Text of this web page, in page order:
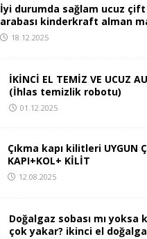
İyi durumda sağlam ucuz
arabası kinderkraft alman
18.12.2025
İKİNCİ EL TEMİZ VE UCUZ
(İhlas temizlik robotu)
01.12.2025
Çıkma kapı kilitleri UYGUN
KAPI+KOL+ KİLİT
12.08.2025
Doğalgaz sobası mı yoksa
çok yakar? ikinci el